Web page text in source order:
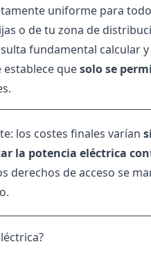
uniforme para
o de tu zona de
fundamental calcular
quesolo se
los costes finales varían
la potencia eléctrica
derechos de acceso se